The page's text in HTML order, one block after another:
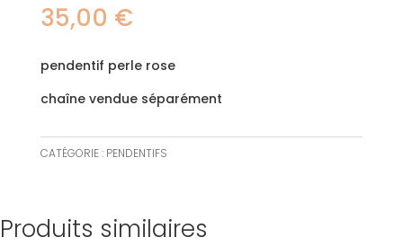
35,00 €
pendentif perle rose
chaîne vendue séparément
CATÉGORIE : PENDENTIFS
Produits similaires